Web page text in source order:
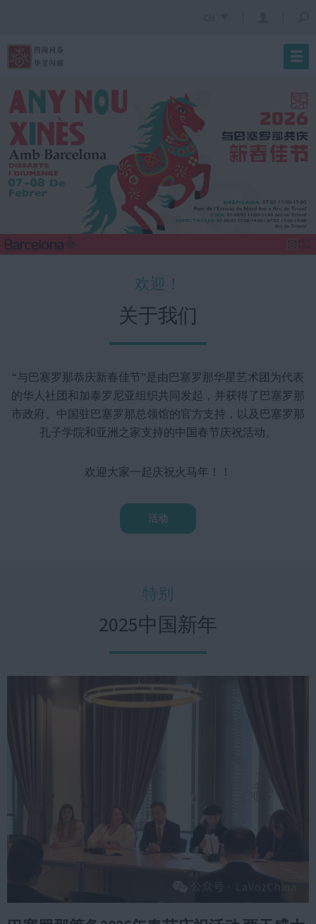
欢迎！
关于我们
“与巴塞罗那恭庆新春佳节”是由巴塞罗那华星艺术团为代表
的华人社团和加泰罗尼亚组织共同发起，并获得了巴塞罗那
市政府、中国驻巴塞罗那总领馆的官方支持，以及巴塞罗那
孔子学院和亚洲之家支持的中国春节庆祝活动。
欢迎大家一起庆祝火马年！！
活动
特别
2025中国新年